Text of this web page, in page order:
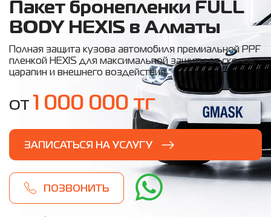
Пакет бронепленки FULL
BODY HEXIS в Алматы
Полная защита кузова автомобиля премиальной PPF
пленкой HEXIS для максимальной защиты от сколов,
царапин и внешнего воздействия.
от 1 000 000 тг
ЗАПИСАТЬСЯ НА УСЛУГУ
ПОЗВОНИТЬ